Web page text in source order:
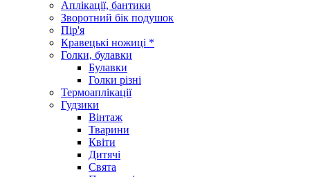
Аплікації, бантики
Зворотний бік подушок
Пір'я
Кравецькі ножиці *
Голки, булавки
Булавки
Голки різні
Термоаплікації
Гудзики
Вінтаж
Тварини
Квіти
Дитячі
Свята